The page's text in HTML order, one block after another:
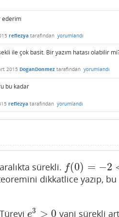
ederim
reflezya tarafından yorumlandı
ile çok basit. Bir yazım hatası olabilir
2015 DoganDonmez tarafından yorumlandı
bu kadar
reflezya tarafından yorumlandı
sürekli. f(0) = −2
f(0)=− 2< 0
dikkatlice yazıp,
Türevi e3 > 0
e3 >0
yani sürekli